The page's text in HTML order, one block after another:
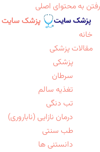
رفتن به محتوای اصلی
پزشک سایت
خانه
مقالات پزشکی
پزشکی
سرطان
تغذیه سالم
تب دنگی
درمان نازایی (ناباروری)
طب سنتی
دانستنی ها